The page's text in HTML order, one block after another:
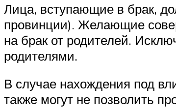
Лица, вступающие в брак,
провинции). Желающие
на брак от родителей.
родителями.
В случае нахождения под
также могут не позволить